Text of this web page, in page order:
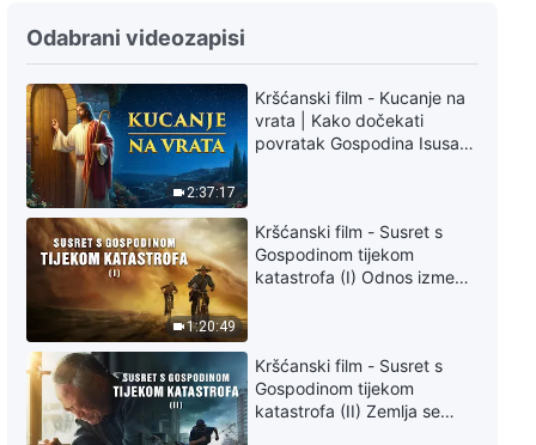
4:50
Svakodnevne riječi Božje:
Utjelovljenje, Odlomak 106
5:57
Svakodnevne riječi Božje:
Utjelovljenje, Odlomak 107
6:58
Svakodnevne riječi Božje:
Utjelovljenje, Odlomak 108
Svakodnevne riječi Božje:
Utjelovljenje, Odlomak 109
Odabrani videozapisi
2:37:17
Kršćanski film - Kucanje na
vrata | Kako dočekati
povratak Gospodina Isusa
1:20:49
Kršćanski film - Susret s
Gospodinom tijekom
katastrofa (I) Odnos između
Kršćanski film - Susret s
Gospodinom tijekom
katastrofa (II) Zemlja se